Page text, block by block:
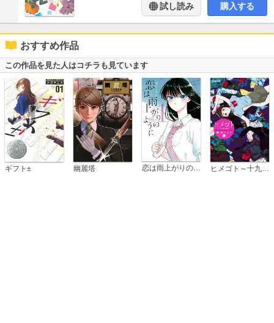
試し読み 購入する
おすすめ作品
この作品を見た人はコチラも見ています
ギフト± 幽麗塔 恋は雨上がりのように